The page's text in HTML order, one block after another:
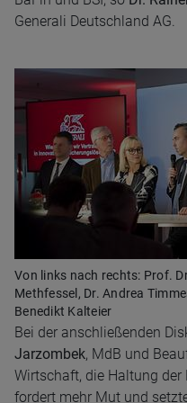
Generali Deutschland AG.
Von links nach rechts: Prof.
Methfessel, Dr. Andrea
Benedikt Kalteier
Bei der anschließenden
Jarzombek, MdB und
Wirtschaft, die Haltung der
fordert mehr Mut und